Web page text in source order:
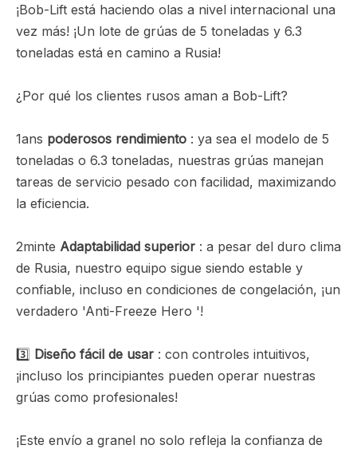
¡Bob-Lift está haciendo olas a nivel internacional una
vez más! ¡Un lote de grúas de 5 toneladas y 6.3
toneladas está en camino a Rusia!
¿Por qué los clientes rusos aman a Bob-Lift?
1ans poderosos rendimiento : ya sea el modelo de 5
toneladas o 6.3 toneladas, nuestras grúas manejan
tareas de servicio pesado con facilidad, maximizando
la eficiencia.
2minte Adaptabilidad superior : a pesar del duro clima
de Rusia, nuestro equipo sigue siendo estable y
confiable, incluso en condiciones de congelación, ¡un
verdadero 'Anti-Freeze Hero '!
3️⃣ Diseño fácil de usar : con controles intuitivos,
¡incluso los principiantes pueden operar nuestras
grúas como profesionales!
¡Este envío a granel no solo refleja la confianza de